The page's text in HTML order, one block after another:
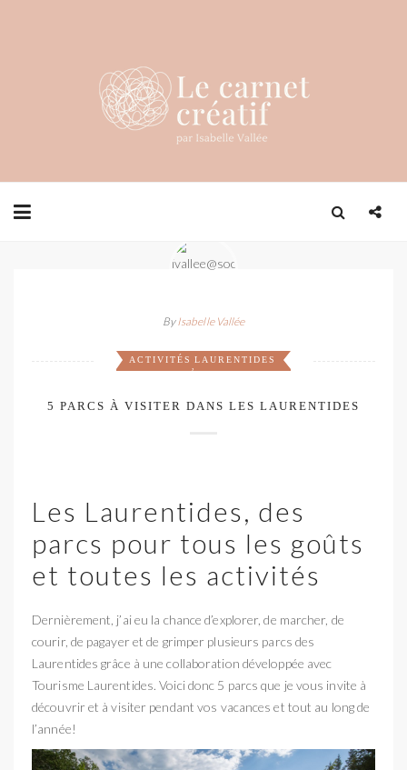
ByIsabelle Vallée
ACTIVITÉS
,
LAURENTIDES
5 PARCS À VISITER DANS LES LAURENTIDES
Les Laurentides, des
parcs pour tous les goûts
et toutes les activités
Dernièrement, j’ai eu la chance d’explorer, de marcher, de
courir, de pagayer et de grimper plusieurs parcs des
Laurentides grâce à une collaboration développée avec
Tourisme Laurentides. Voici donc 5 parcs que je vous invite à
découvrir et à visiter pendant vos vacances et tout au long de
l’année!